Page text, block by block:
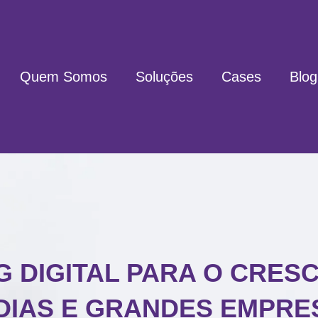
Quem Somos Soluções Cases Blog
DIGITAL PARA O
E GRANDES